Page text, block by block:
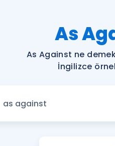
As
As Against ne
İngilizce